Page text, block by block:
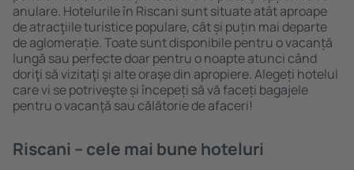
anulare. Hotelurile în Riscani sunt situate atât aproape
de atracţiile turistice populare, cât și puțin mai departe
de aglomerație. Toate sunt disponibile pentru o vacanță
lungă sau perfecte doar pentru o noapte atunci când
doriţi să vizitaţi şi alte oraşe din apropiere. Alegeți hotelul
care vi se potriveşte și începeți să vă faceți bagajele
pentru o vacanţă sau călătorie de afaceri!
Riscani – cele mai bune hoteluri